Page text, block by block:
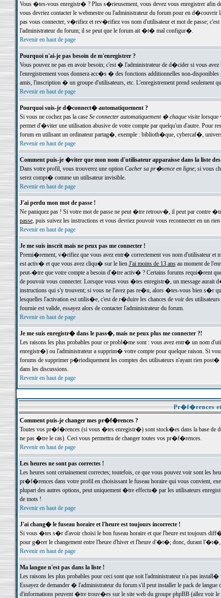
Vous �tes-vous enregistr� ? Plus s�rieusement, vous devez vous enregistrer
vous devriez contacter le webmestre ou l'administrateur du forum pour en
pas vous connecter, v�rifiez et rev�rifiez vos nom d'utilisateur et mot de passe;
l'administrateur du forum; il se peut que le forum ait �t� mal configur�.
Revenir en haut de page
Pourquoi n'ai-je pas besoin de m'enregistrer ?
Vous pouvez ne pas en avoir besoin; c'est � l'administrateur de d�cider si vous
l'enregistrement vous donnera acc�s � des fonctions additionnelles non-
amis, l'inscription � un groupe d'utilisateurs, etc. L'enregistrement prend seulement
Revenir en haut de page
Pourquoi suis-je d�connect� automatiquement ?
Si vous ne cochez pas la case Se connecter automatiquement � chaque visitelorsque
permet d'�viter une utilisation abusive de votre compte par quelqu'un d'autre. Pour
forum en utilisant un ordinateur partag�, exemple : biblioth�que, cybercaf�,
Revenir en haut de page
Comment puis-je �viter que mon nom d'utilisateur apparaisse dans la liste
Dans votre profil, vous trouverez une option Cacher sa pr�sence en ligne; si vous
serez compt� comme un utilisateur invisible.
Revenir en haut de page
J'ai perdu mon mot de passe !
Ne paniquez pas ! Si votre mot de passe ne peut �tre retrouv�, il peut par contre
passe, puis suivez les instructions et vous devriez pouvoir vous reconnecter en un rien
Revenir en haut de page
Je me suis inscrit mais ne peux pas me connecter !
Premi�rement, v�rifiez que vous avez entr� correctement vos nom d'utilisateur
est activ� et que vous avez cliqu� sur le lien J'ai moins de 13 ansau moment de
peut-�tre que votre compte a besoin d'�tre activ� ? Certains forums requi�rent
de pouvoir vous connecter. Lorsque vous vous �tes enregistr�, un message aurait
instructions qui s'y trouvent; si vous ne l'avez pas re�u, alors �tes-vous bien s�r
lesquelles l'activation est utilis�e, c'est de r�duire les chances de voir des
fournie est valide, essayez alors de contacter l'administrateur du forum.
Revenir en haut de page
Je me suis enregistr� dans le pass�, mais ne peux plus me connecter ?!
Les raisons les plus probables pour ce probl�me sont : vous avez entr� un nom
enregistr�) ou l'administrateur a supprim� votre compte pour quelque raison. Si
forums de supprimer p�riodiquement les comptes des utilisateurs n'ayant rien
dans les discussions.
Revenir en haut de page
Pr�f�rences
Comment puis-je changer mes pr�f�rences ?
Toutes vos pr�f�rences (si vous �tes enregistr�) sont stock�es dans la base de
ne pas �tre le cas). Ceci vous permettra de changer toutes vos pr�f�rences.
Revenir en haut de page
Les heures ne sont pas correctes !
Les heures sont certainement correctes; toutefois, ce que vous pouvez voir sont
pr�f�rences dans votre profil en choisissant le fuseau horaire qui vous convient,
plupart des autres options, peut uniquement �tre effectu� par les utilisateurs
de mots !
Revenir en haut de page
J'ai chang� le fuseau horaire et l'heure est toujours incorrecte !
Si vous �tes s�r d'avoir choisi le bon fuseau horaire et que l'heure est toujours
pour g�rer le changement entre l'heure d'hiver et l'heure d'�t�; donc, durant
Revenir en haut de page
Ma langue n'est pas dans la liste !
Les raisons les plus probables pour ceci sont que soit l'administrateur n'a pas
Essayez de demander � l'administrateur du forum s'il peut installer le pack de
d'informations peuvent �tre trouv�es sur le site web du groupe phpBB (allez voir le